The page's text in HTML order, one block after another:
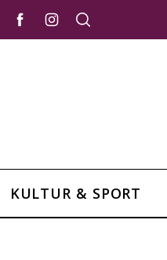
KULTUR & SPORT